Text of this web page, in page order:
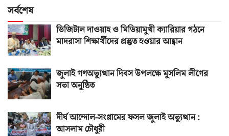
সর্বশেষ
ডিজিটাল দাওয়াহ ও মিডিয়ামুখী ক্যারিয়ার গঠনে
মাদরাসা শিক্ষার্থীদের প্রস্তুত হওয়ার আহ্বান
জুলাই গণঅভ্যুত্থান দিবস উপলক্ষে মুসলিম লীগের
সভা অনুষ্ঠিত
দীর্ঘ আন্দোল-সংগ্রামের ফসল জুলাই অভ্যুত্থান :
আসলাম চৌধুরী